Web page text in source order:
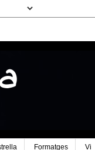
Formatges Vi